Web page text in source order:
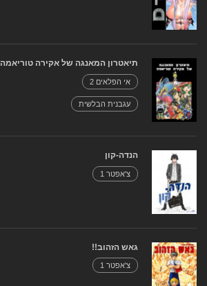
תיאטרון המאנגה של אקירה טוריאמה
אי הפלאים 2
עגבנית הבלשית
הנדה-קון
צ'אפטר 1
גאש הזהוב!!
צ'אפטר 1